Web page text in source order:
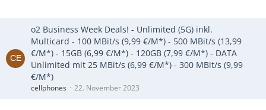
o2 Business Week Deals! - Unlimited (5G) inkl.
Multicard - 100 MBit/s (9,99 €/M*) - 500 MBit/s (13,99
€/M*) - 15GB (6,99 €/M*) - 120GB (7,99 €/M*) - DATA
Unlimited mit 25 MBit/s (6,99 €/M*) - 300 MBit/s (9,99
€/M*)
cellphones 22. November 2023